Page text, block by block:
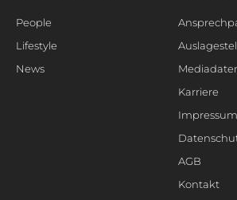
People
Lifestyle
News
Karriere
Impressum
AGB
Kontakt